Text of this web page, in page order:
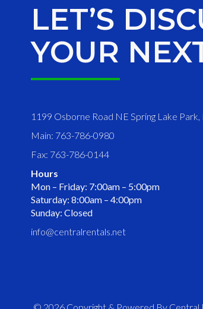
LET’S
YOUR
1199 Osborne Road NE Spring Lake
Main: 763-786-0980
Fax: 763-786-0144
Hours
Mon – Friday: 7:00am – 5:00pm
Saturday: 8:00am – 4:00pm
Sunday: Closed
info@centralrentals.net